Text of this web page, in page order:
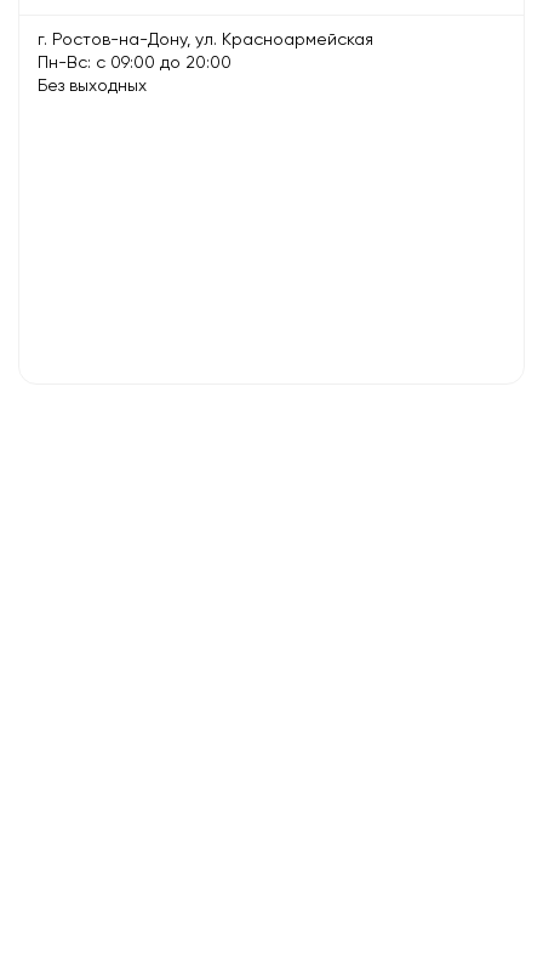
г. Ростов-на-Дону, ул. Красноармейская
Пн-Вс: с 09:00 до 20:00
Без выходных